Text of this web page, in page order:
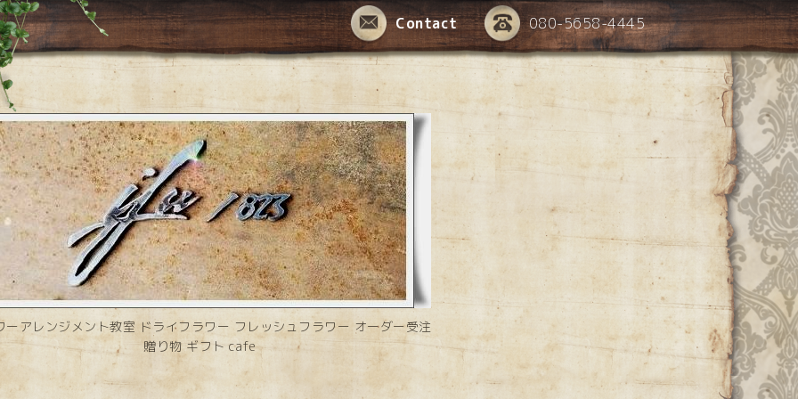
080-5658-4445
Contact
ーアレンジメント教室 ドライフラワー フレッシュフラワー オーダー受注
贈り物 ギフト cafe